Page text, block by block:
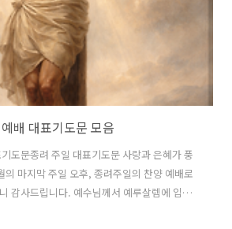
배 대표기도문 모음
도문종려 주일 대표기도문 사랑과 은혜가 풍
의 마지막 주일 오후, 종려주일의 찬양 예배로
감사드립니다. 예수님께서 예루살렘에 입성
으셨던 그 날을 기억하며, 오늘 우리도 기쁨과